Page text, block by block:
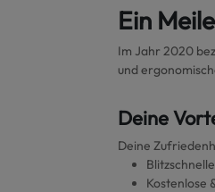
Ein
Im Jahr 2020
und
Deine
Deine
Kostenlose